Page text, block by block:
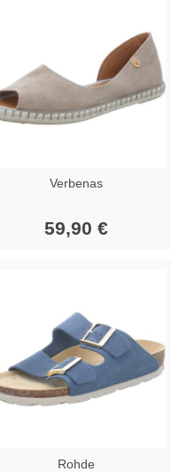
Verbenas
59,90 €
Rohde